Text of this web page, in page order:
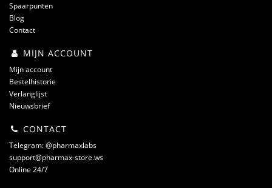
Spaarpunten
Blog
Contact
MIJN ACCOUNT
Mijn account
Bestelhistorie
Verlanglijst
Nieuwsbrief
CONTACT
Telegram: @pharmaxlabs
support@pharmax-store.ws
Online 24/7